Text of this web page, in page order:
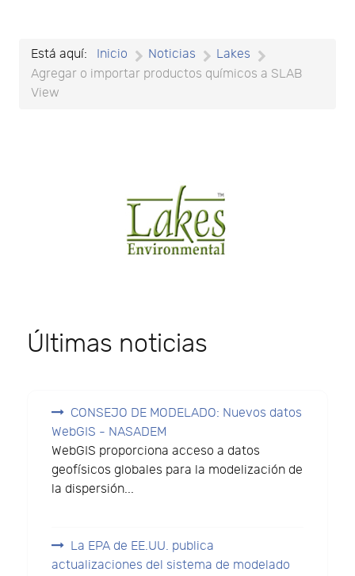
Está aquí: Inicio Noticias
Lakes
Agregar o importar productos químicos a SLAB
View
Últimas noticias
CONSEJO DE MODELADO: Nuevos datos
WebGIS - NASADEM
WebGIS proporciona acceso a datos
geofísicos globales para la modelización de
la dispersión...
La EPA de EE.UU. publica
actualizaciones del sistema de modelado